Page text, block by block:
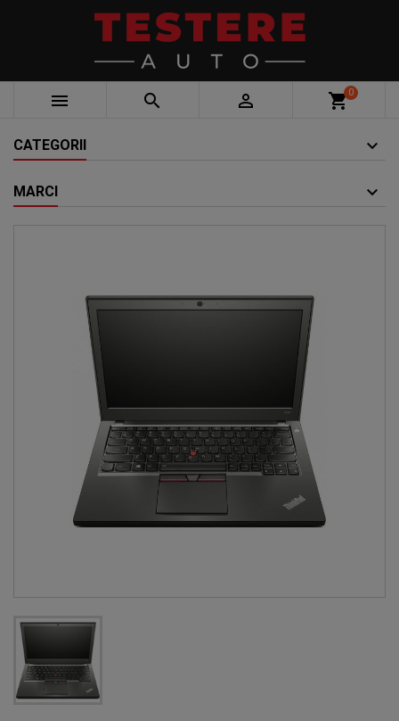
   shopping_cart0
CATEGORII
MARCI